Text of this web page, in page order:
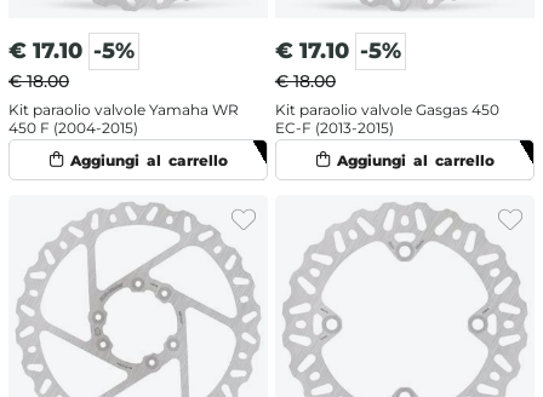
€ 17.10 -5%
€ 18.00
Kit paraolio valvole Yamaha WR
450 F (2004-2015)
€ 17.10 -5%
€ 18.00
Kit paraolio valvole Gasgas 450
EC-F (2013-2015)